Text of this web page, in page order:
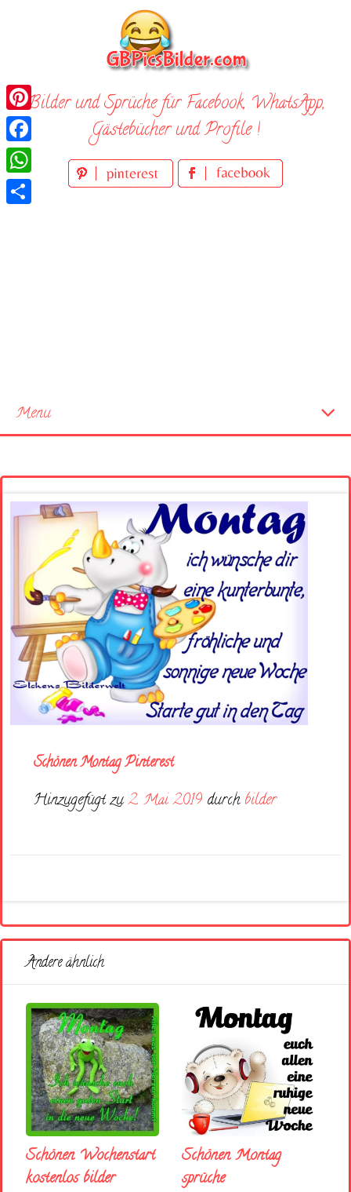
Bilder und Sprüche für Facebook, WhatsApp,
Gästebücher und Profile !
Menu
Schönen Montag Pinterest
Hinzugefügt zu2. Mai 2019 durch bilder
Andere ähnlich
Schönen Wochenstart
kostenlos bilder
Schönen Montag
sprüche
Pinterest
Facebook
WhatsApp